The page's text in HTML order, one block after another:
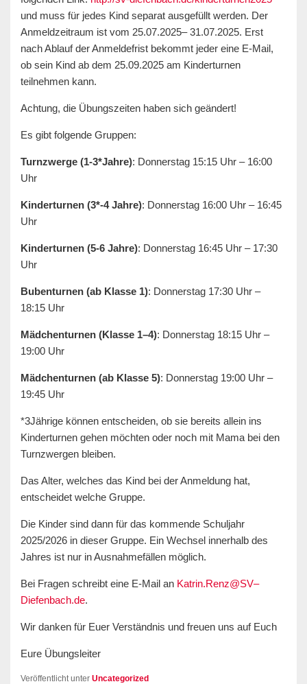
und muss für jedes Kind separat ausgefüllt werden. Der
Anmeldzeitraum ist vom 25.07.2025– 31.07.2025. Erst
nach Ablauf der Anmeldefrist bekommt jeder eine E-Mail,
ob sein Kind ab dem 25.09.2025 am Kinderturnen
teilnehmen kann.
Achtung, die Übungszeiten haben sich geändert!
Es gibt folgende Gruppen:
Turnzwerge (1-3*Jahre): Donnerstag 15:15 Uhr – 16:00
Uhr
Kinderturnen (3*-4 Jahre): Donnerstag 16:00 Uhr – 16:45
Uhr
Kinderturnen (5-6 Jahre): Donnerstag 16:45 Uhr – 17:30
Uhr
Bubenturnen (ab Klasse 1): Donnerstag 17:30 Uhr –
18:15 Uhr
Mädchenturnen (Klasse 1–4): Donnerstag 18:15 Uhr –
19:00 Uhr
Mädchenturnen (ab Klasse 5): Donnerstag 19:00 Uhr –
19:45 Uhr
*3Jährige können entscheiden, ob sie bereits allein ins
Kinderturnen gehen möchten oder noch mit Mama bei den
Turnzwergen bleiben.
Das Alter, welches das Kind bei der Anmeldung hat,
entscheidet welche Gruppe.
Die Kinder sind dann für das kommende Schuljahr
2025/2026 in dieser Gruppe. Ein Wechsel innerhalb des
Jahres ist nur in Ausnahmefällen möglich.
Bei Fragen schreibt eine E-Mail an Katrin.Renz@SV–
Diefenbach.de.
Wir danken für Euer Verständnis und freuen uns auf Euch
Eure Übungsleiter
Veröffentlicht unter Uncategorized